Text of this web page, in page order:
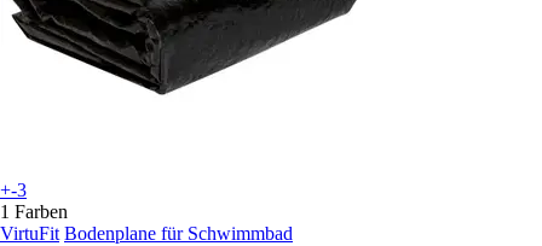
+-3
1 Farben
VirtuFit Bodenplane für Schwimmbad